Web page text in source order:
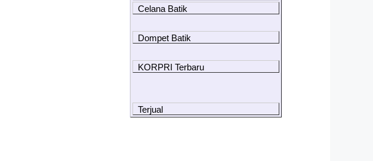
Celana Batik
Dompet Batik
KORPRI Terbaru
Terjual